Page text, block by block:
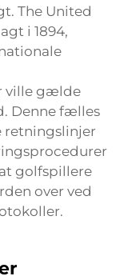
The United
i 1894,
ville gælde
Denne fælles
retningslinjer
golfspillere
over ved